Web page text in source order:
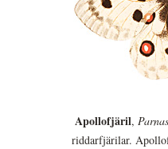
Apollofjäril,
riddarfjärilar.